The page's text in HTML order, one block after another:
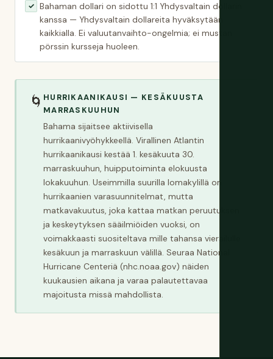
✓ Bahaman dollari on sidottu 1:1 Yhdysvaltain dollarin
kanssa — Yhdysvaltain dollareita hyväksytään
kaikkialla. Ei valuutanvaihto-ongelmia; ei mustan
pörssin kursseja huoleen.
🌀 HURRIKAANIKAUSI — KESÄKUUSTA
MARRASKUUHUN
Bahama sijaitsee aktiivisella
hurrikaanivyöhykkeellä. Virallinen Atlantin
hurrikaanikausi kestää 1. kesäkuuta 30.
marraskuuhun, huipputoiminta elokuusta
lokakuuhun. Useimmilla suurilla lomakylillä on
hurrikaanien varasuunnitelmat, mutta
matkavakuutus, joka kattaa matkan peruutuksen
ja keskeytyksen sääilmiöiden vuoksi, on
voimakkaasti suositeltava mille tahansa vierailulle
kesäkuun ja marraskuun välillä. Seuraa National
Hurricane Centeriä (nhc.noaa.gov) näiden
kuukausien aikana ja varaa palautettavaa
majoitusta missä mahdollista.